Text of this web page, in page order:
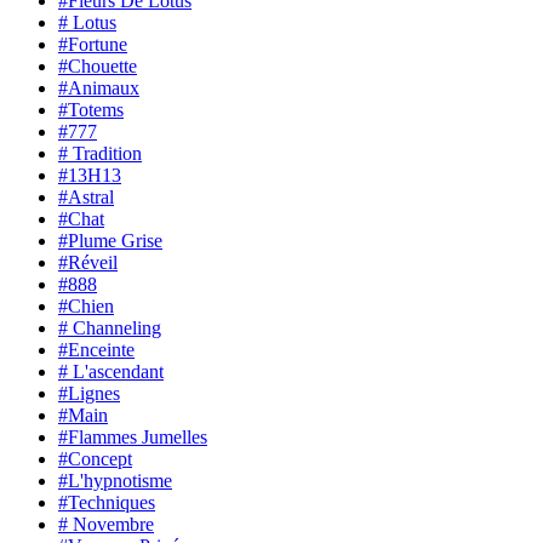
# Lotus
#Fortune
#Chouette
#Animaux
#Totems
#777
# Tradition
#13H13
#Astral
#Chat
#Plume Grise
#Réveil
#888
#Chien
# Channeling
#Enceinte
# L'ascendant
#Lignes
#Main
#Flammes Jumelles
#Concept
#L'hypnotisme
#Techniques
# Novembre